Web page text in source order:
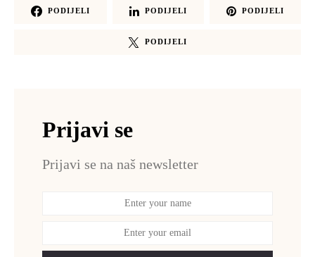
PODIJELI PODIJELI PODIJELI
PODIJELI
Prijavi se
Prijavi se na naš newsletter